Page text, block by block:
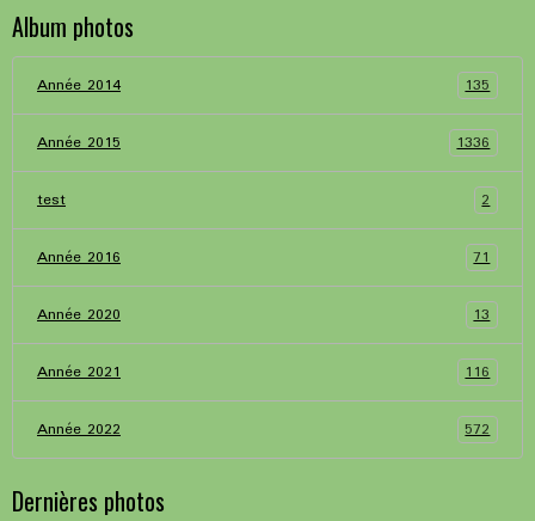
Album photos
Année 2014 135
Année 2015 1336
test 2
Année 2016 71
Année 2020 13
Année 2021 116
Année 2022 572
Dernières photos